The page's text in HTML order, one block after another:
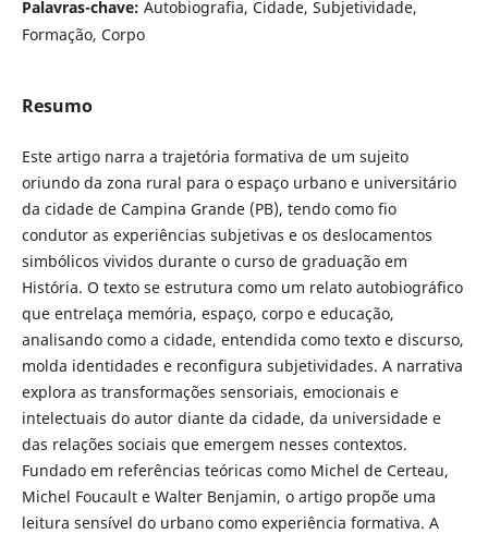
Palavras-chave: Autobiografia, Cidade, Subjetividade,
Formação, Corpo
Resumo
Este artigo narra a trajetória formativa de um sujeito
oriundo da zona rural para o espaço urbano e universitário
da cidade de Campina Grande (PB), tendo como fio
condutor as experiências subjetivas e os deslocamentos
simbólicos vividos durante o curso de graduação em
História. O texto se estrutura como um relato autobiográfico
que entrelaça memória, espaço, corpo e educação,
analisando como a cidade, entendida como texto e discurso,
molda identidades e reconfigura subjetividades. A narrativa
explora as transformações sensoriais, emocionais e
intelectuais do autor diante da cidade, da universidade e
das relações sociais que emergem nesses contextos.
Fundado em referências teóricas como Michel de Certeau,
Michel Foucault e Walter Benjamin, o artigo propõe uma
leitura sensível do urbano como experiência formativa. A